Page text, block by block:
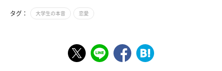
タグ： 大学生の本音 恋愛